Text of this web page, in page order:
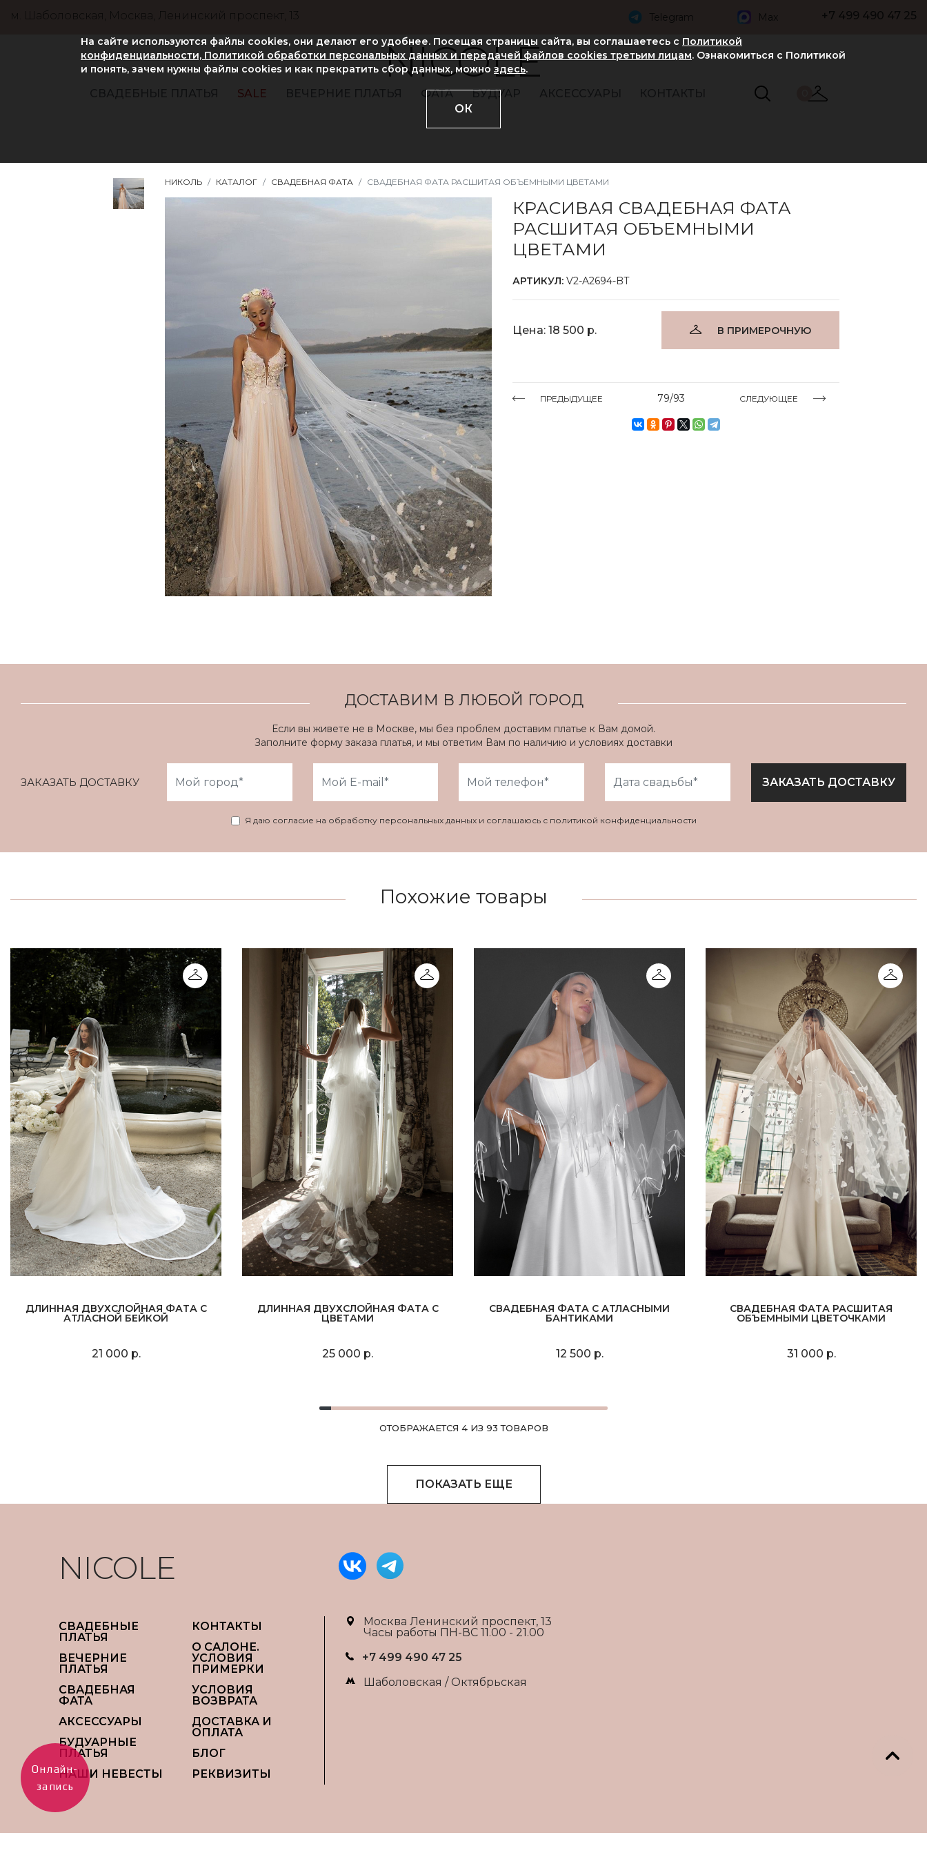
м. Шаболовская, Москва, Ленинский проспект, 13 Telegram Max +7 499 490 47 25
NICOLE
СВАДЕБНЫЕ ПЛАТЬЯ SALE ВЕЧЕРНИЕ ПЛАТЬЯ ФАТА БУДУАР АКСЕССУАРЫ КОНТАКТЫ
НИКОЛЬ КАТАЛОГ СВАДЕБНАЯ ФАТА СВАДЕБНАЯ ФАТА РАСШИТАЯ ОБЪЕМНЫМИ ЦВЕТАМИ
КРАСИВАЯ СВАДЕБНАЯ ФАТА
РАСШИТАЯ ОБЪЕМНЫМИ
ЦВЕТАМИ
АРТИКУЛ: V2-A2694-BT
Цена: 18 500 р. В ПРИМЕРОЧНУЮ
ПРЕДЫДУЩЕЕ 79/93 СЛЕДУЮЩЕЕ
ДОСТАВИМ В ЛЮБОЙ ГОРОД
Если вы живете не в Москве, мы без проблем доставим платье к Вам домой.
Заполните форму заказа платья, и мы ответим Вам по наличию и условиях доставки
ЗАКАЗАТЬ ДОСТАВКУ ЗАКАЗАТЬ ДОСТАВКУ
Я даю согласие на обработку персональных данных и соглашаюсь с политикой конфиденциальности
Похожие товары
ДЛИННАЯ ДВУХСЛОЙНАЯ ФАТА С
АТЛАСНОЙ БЕЙКОЙ
21 000 р.
ДЛИННАЯ ДВУХСЛОЙНАЯ ФАТА С
ЦВЕТАМИ
25 000 р.
СВАДЕБНАЯ ФАТА С АТЛАСНЫМИ
БАНТИКАМИ
12 500 р.
СВАДЕБНАЯ ФАТА РАСШИТАЯ
ОБЪЕМНЫМИ ЦВЕТОЧКАМИ
31 000 р.
ОТОБРАЖАЕТСЯ 4 ИЗ 93 ТОВАРОВ
ПОКАЗАТЬ ЕЩЕ
NICOLE
СВАДЕБНЫЕ
ПЛАТЬЯ
ВЕЧЕРНИЕ
ПЛАТЬЯ
СВАДЕБНАЯ
ФАТА
АКСЕССУАРЫ
БУДУАРНЫЕ
ПЛАТЬЯ
НАШИ НЕВЕСТЫ
КОНТАКТЫ
О САЛОНЕ.
УСЛОВИЯ
ПРИМЕРКИ
УСЛОВИЯ
ВОЗВРАТА
ДОСТАВКА И
ОПЛАТА
БЛОГ
РЕКВИЗИТЫ
Москва Ленинский проспект, 13
Часы работы ПН-ВС 11.00 - 21.00
+7 499 490 47 25
Шаболовская / Октябрьская
На сайте используются файлы cookies, они делают его удобнее. Посещая страницы сайта, вы соглашаетесь с Политикой
конфиденциальности, Политикой обработки персональных данных и передачей файлов cookies третьим лицам. Ознакомиться с Политикой
и понять, зачем нужны файлы сookies и как прекратить сбор данных, можно здесь.
ОК
Онлайн-
запись